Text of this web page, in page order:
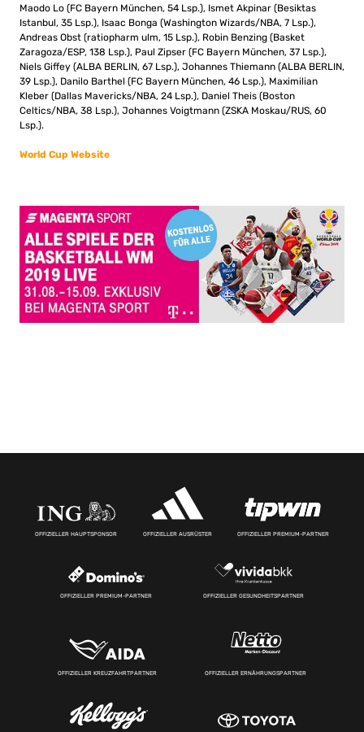
Maodo Lo (FC Bayern München, 54 Lsp.), Ismet Akpinar (Besiktas
Istanbul, 35 Lsp.), Isaac Bonga (Washington Wizards/NBA, 7 Lsp.),
Andreas Obst (ratiopharm ulm, 15 Lsp.), Robin Benzing (Basket
Zaragoza/ESP, 138 Lsp.), Paul Zipser (FC Bayern München, 37 Lsp.),
Niels Giffey (ALBA BERLIN, 67 Lsp.), Johannes Thiemann (ALBA BERLIN,
39 Lsp.), Danilo Barthel (FC Bayern München, 46 Lsp.), Maximilian
Kleber (Dallas Mavericks/NBA, 24 Lsp.), Daniel Theis (Boston
Celtics/NBA, 38 Lsp.), Johannes Voigtmann (ZSKA Moskau/RUS, 60
Lsp.).
World Cup Website
OFFIZIELLER HAUPTSPONSOR OFFIZIELLER AUSRÜSTER OFFIZIELLER PREMIUM-PARTNER
OFFIZIELLER PREMIUM-PARTNER OFFIZIELLER GESUNDHEITSPARTNER
OFFIZIELLER KREUZFAHRTPARTNER OFFIZIELLER ERNÄHRUNGSPARTNER